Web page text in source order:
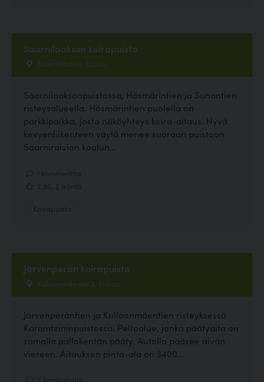
Saarnilaakson koirapuisto
Saarnilaakso, Espoo
Saarnilaaksonpuistossa, Hösmärintien ja Sunantien
risteysalueella. Hösmärintien puolella on
parkkipaikka, josta näköyhteys koira-aitaus. Hyvä
kevyenliikenteen väylä menee suoraan puistoon
Saarniraivion koulun...
Järvenperän koirapuisto
Kulloonmäentie 2, Espoo
Järvenperäntien ja Kulloonmäentien risteyksessä
Karamtzininpuistossa. Peltoalue, jonka päätyaita on
samalla pallokentän pääty. Autolla pääsee aivan
viereen. Aitauksen pinta-ala on 3400...